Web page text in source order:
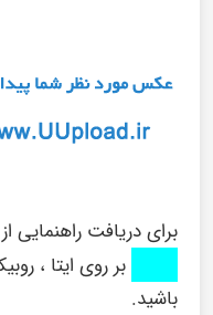
برای دریافت راهنمایی
بر روی ایتا ،
باشید.